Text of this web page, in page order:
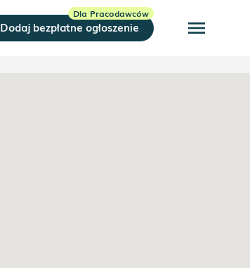
Dodaj bezpłatne ogłoszenie menu